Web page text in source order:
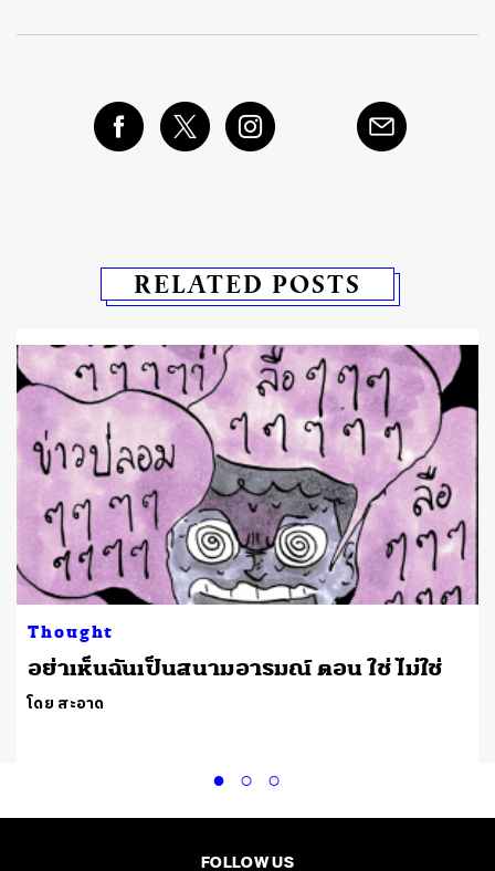
RELATED POSTS
Thought
อย่าเห็นฉันเป็นสนามอารมณ์ ตอน ใช่ ไม่ใช่
โดย สะอาด
FOLLOW US